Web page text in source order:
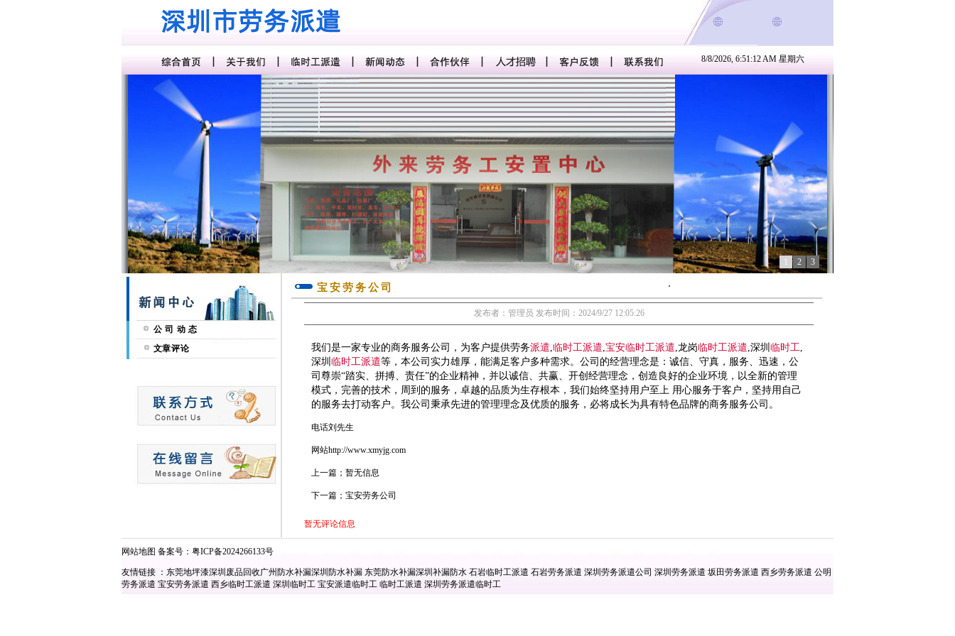
8/8/2026, 6:51:13 AM 星期六
2 3
公 司 动 态
文章评论
宝安劳务公司
发布者：管理员 发布时间：2024/9/27 12:05:26
我们是一家专业的商务服务公司，为客户提供劳务派遣,临时工派遣,宝安临时工派遣,龙岗临时工派遣,深圳 临时工,
深圳 临时工派遣等，本公司实力雄厚，能满足客户多种需求。公司的经营理念是：诚信、守真，服务、迅速，公
司尊崇“踏实、拼搏、责任”的企业精神，并以诚信、共赢、开创经营理念，创造良好的企业环境，以全新的管理
模式，完善的技术，周到的服务，卓越的品质为生存根本，我们始终坚持用户至上 用心服务于客户，坚持用自己
的服务去打动客户。我公司秉承先进的管理理念及优质的服务，必将成长为具有特色品牌的商务服务公司。
电话刘先生
网站http://www.xmyjg.com
上一篇；暂无信息
下一篇；宝安劳务公司
暂无评论信息
网站地图 备案号： 粤ICP备2024266133号
友情链接 ： 东莞地坪漆深圳废品回收广州防水补漏深圳防水补漏 东莞防水补漏深圳补漏防水 石岩临时工派遣 石岩劳务派遣 深圳劳务派遣公司 深圳劳务派遣 坂田劳务派遣 西乡劳务派遣 公明
劳务派遣 宝安劳务派遣 西乡临时工派遣 深圳临时工 宝安派遣临时工 临时工派遣 深圳劳务派遣临时工